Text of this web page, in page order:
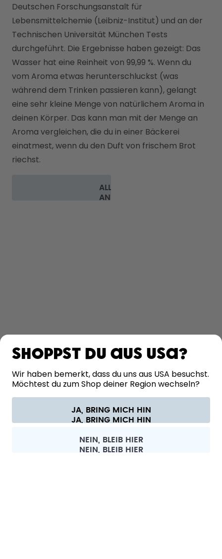
Deutschen Forschungsanstalt für
Lebensmittelchemie (Leibniz-Institut) und an der
Technischen Universität München Tests
durchgeführt. Die Ergebnisse haben gezeigt: Das
Wasser hat eine Reinheit von 99,99 %. Wenn du
vom Aroma etwas herunterschluckst (was
während dem Trinken passieren kann), gelangt
eine sehr kleine Menge von natürlichem Aroma in
deinen Körper. Das kann man mit der Menge an
Aroma vergleichen, die du in einer Bäckerei
einatmest, wenn du den Duft von frischem Brot
riechst.
ALLE FAQ
ANSEHEN
KONTAKT
Cookie-Einstellungen AGB Datenschutz
Alle Preise sind inklusive Mehrwertsteuer und zzgl. Versandkosten.
Shoppst du aus USA?
Wir haben bemerkt, dass du uns aus USA besuchst.
Möchtest du zum Shop deiner Region wechseln?
JA, BRING MICH HIN
NEIN, BLEIB HIER